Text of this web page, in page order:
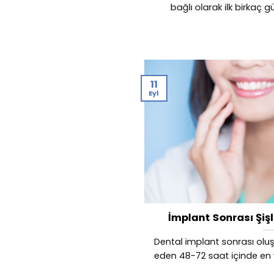
bağlı olarak ilk birkaç
İmplant Sonrası
Dental implant sonrası
eden 48-72 saat içinde en
11
Eyl